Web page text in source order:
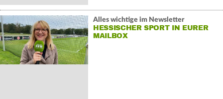
Alles wichtige im Newsletter
HESSISCHER SPORT IN EURER
MAILBOX